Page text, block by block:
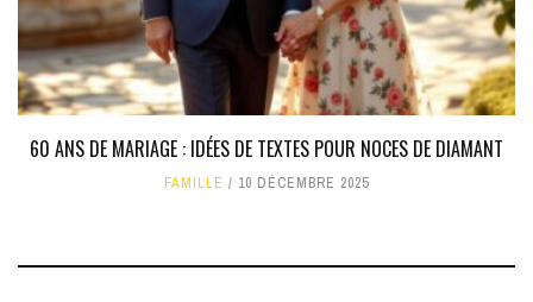
60 ANS DE MARIAGE : IDÉES DE TEXTES POUR NOCES DE DIAMANT
FAMILLE 10 DÉCEMBRE 2025